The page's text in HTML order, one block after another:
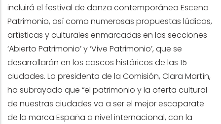
incluirá el festival de danza contemporánea Escena
Patrimonio, así como numerosas propuestas lúdicas,
artísticas y culturales enmarcadas en las secciones
‘Abierto Patrimonio’ y ‘Vive Patrimonio’, que se
desarrollarán en los cascos históricos de las 15
ciudades. La presidenta de la Comisión, Clara Martín,
ha subrayado que “el patrimonio y la oferta cultural
de nuestras ciudades va a ser el mejor escaparate
de la marca España a nivel internacional, con la